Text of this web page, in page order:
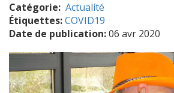
Catégorie Actualité
Étiquettes:COVID19
Date de publication:06 avr 2020